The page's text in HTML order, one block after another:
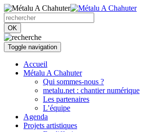
OK
Toggle navigation
Accueil
Métalu A Chahuter
Qui sommes-nous ?
metalu.net : chantier numérique
Les partenaires
L’équipe
Agenda
Projets artistiques